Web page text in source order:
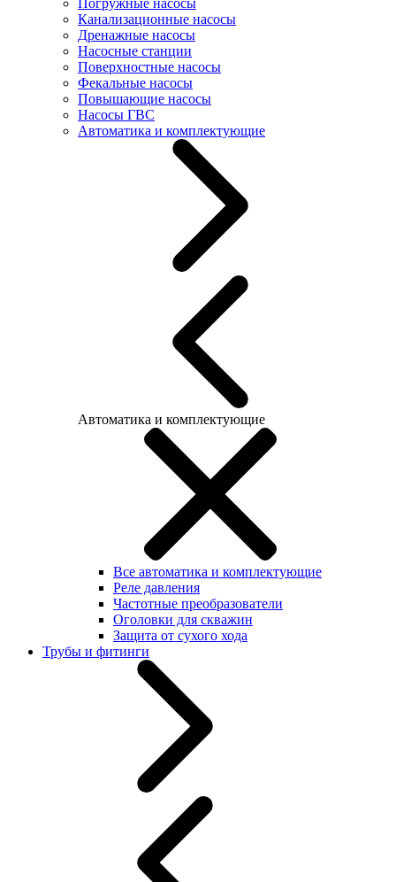
Погружные насосы
Канализационные насосы
Дренажные насосы
Насосные станции
Поверхностные насосы
Фекальные насосы
Повышающие насосы
Насосы ГВС
Автоматика и комплектующие
Автоматика и комплектующие
Все автоматика и комплектующие
Реле давления
Частотные преобразователи
Оголовки для скважин
Защита от сухого хода
Трубы и фитинги